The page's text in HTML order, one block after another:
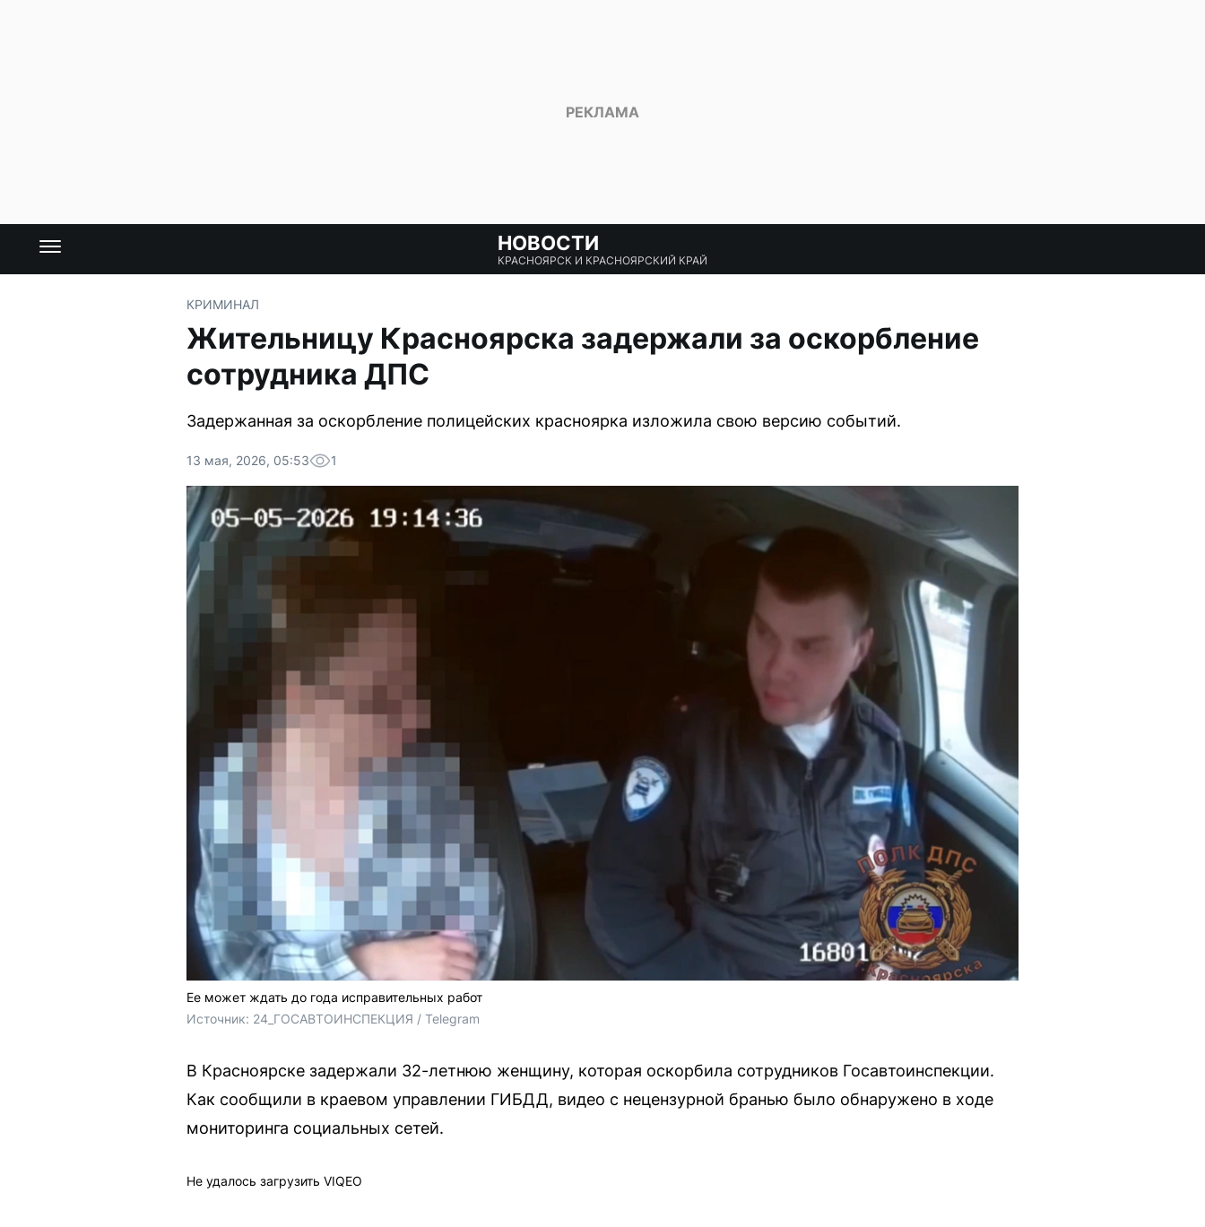
НОВОСТИ
КРАСНОЯРСК И КРАСНОЯРСКИЙ КРАЙ
КРИМИНАЛ
Жительницу Красноярска задержали за оскорбление
сотрудника ДПС
Задержанная за оскорбление полицейских красноярка изложила свою версию событий.
13 мая, 2026, 05:53 1
Ее может ждать до года исправительных работ
Источник: 24_ГОСАВТОИНСПЕКЦИЯ / Telegram
В Красноярске задержали 32-летнюю женщину, которая оскорбила сотрудников Госавтоинспекции.
Как сообщили в краевом управлении ГИБДД, видео с нецензурной бранью было обнаружено в ходе
мониторинга социальных сетей.
Не удалось загрузить VIQEO